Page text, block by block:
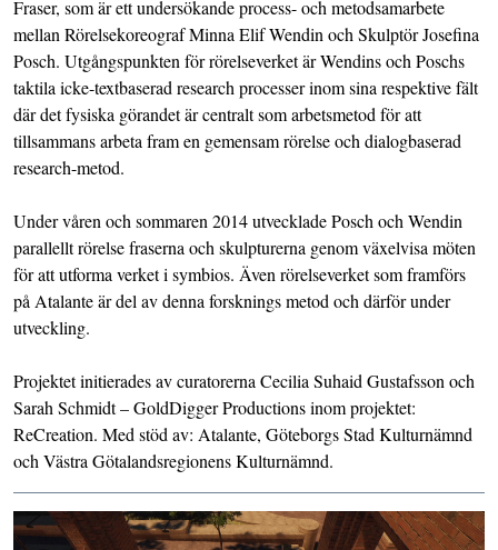
Fraser, som är ett undersökande process- och metodsamarbete
mellan Rörelsekoreograf Minna Elif Wendin och Skulptör Josefina
Posch. Utgångspunkten för rörelseverket är Wendins och Poschs
taktila icke-textbaserad research processer inom sina respektive fält
där det fysiska görandet är centralt som arbetsmetod för att
tillsammans arbeta fram en gemensam rörelse och dialogbaserad
research-metod.
Under våren och sommaren 2014 utvecklade Posch och Wendin
parallellt rörelse fraserna och skulpturerna genom växelvisa möten
för att utforma verket i symbios. Även rörelseverket som framförs
på Atalante är del av denna forsknings metod och därför under
utveckling.
Projektet initierades av curatorerna Cecilia Suhaid Gustafsson och
Sarah Schmidt – GoldDigger Productions inom projektet:
ReCreation. Med stöd av: Atalante, Göteborgs Stad Kulturnämnd
och Västra Götalandsregionens Kulturnämnd.